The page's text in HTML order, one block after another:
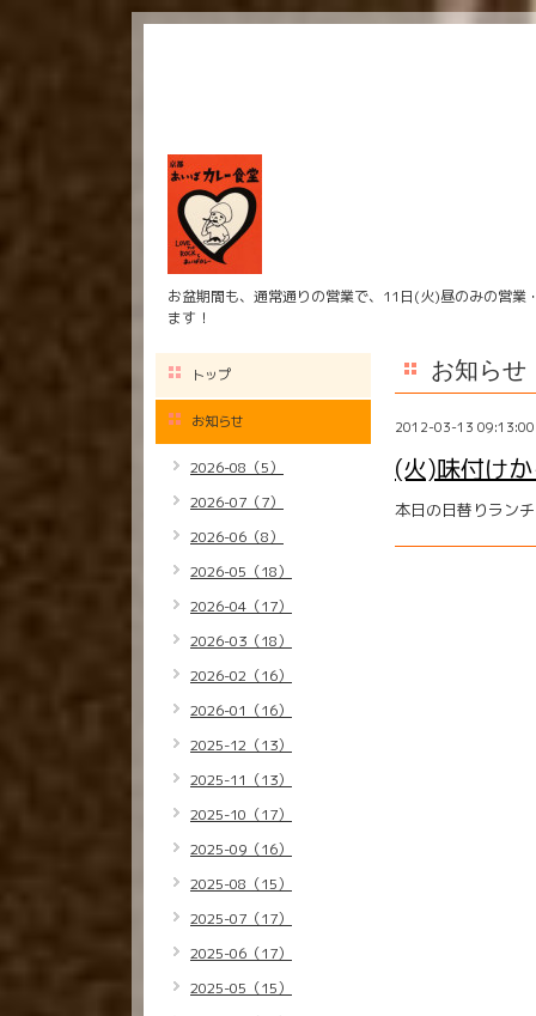
お盆期間も、通常通りの営業で、11日(火)昼のみの営
ます！
お知らせ
2012-03-13 09:13:00
(火)味付け
本日の日替りラン
トップ
お知らせ
2026-08（5）
2026-07（7）
2026-06（8）
2026-05（18）
2026-04（17）
2026-03（18）
2026-02（16）
2026-01（16）
2025-12（13）
2025-11（13）
2025-10（17）
2025-09（16）
2025-08（15）
2025-07（17）
2025-06（17）
2025-05（15）